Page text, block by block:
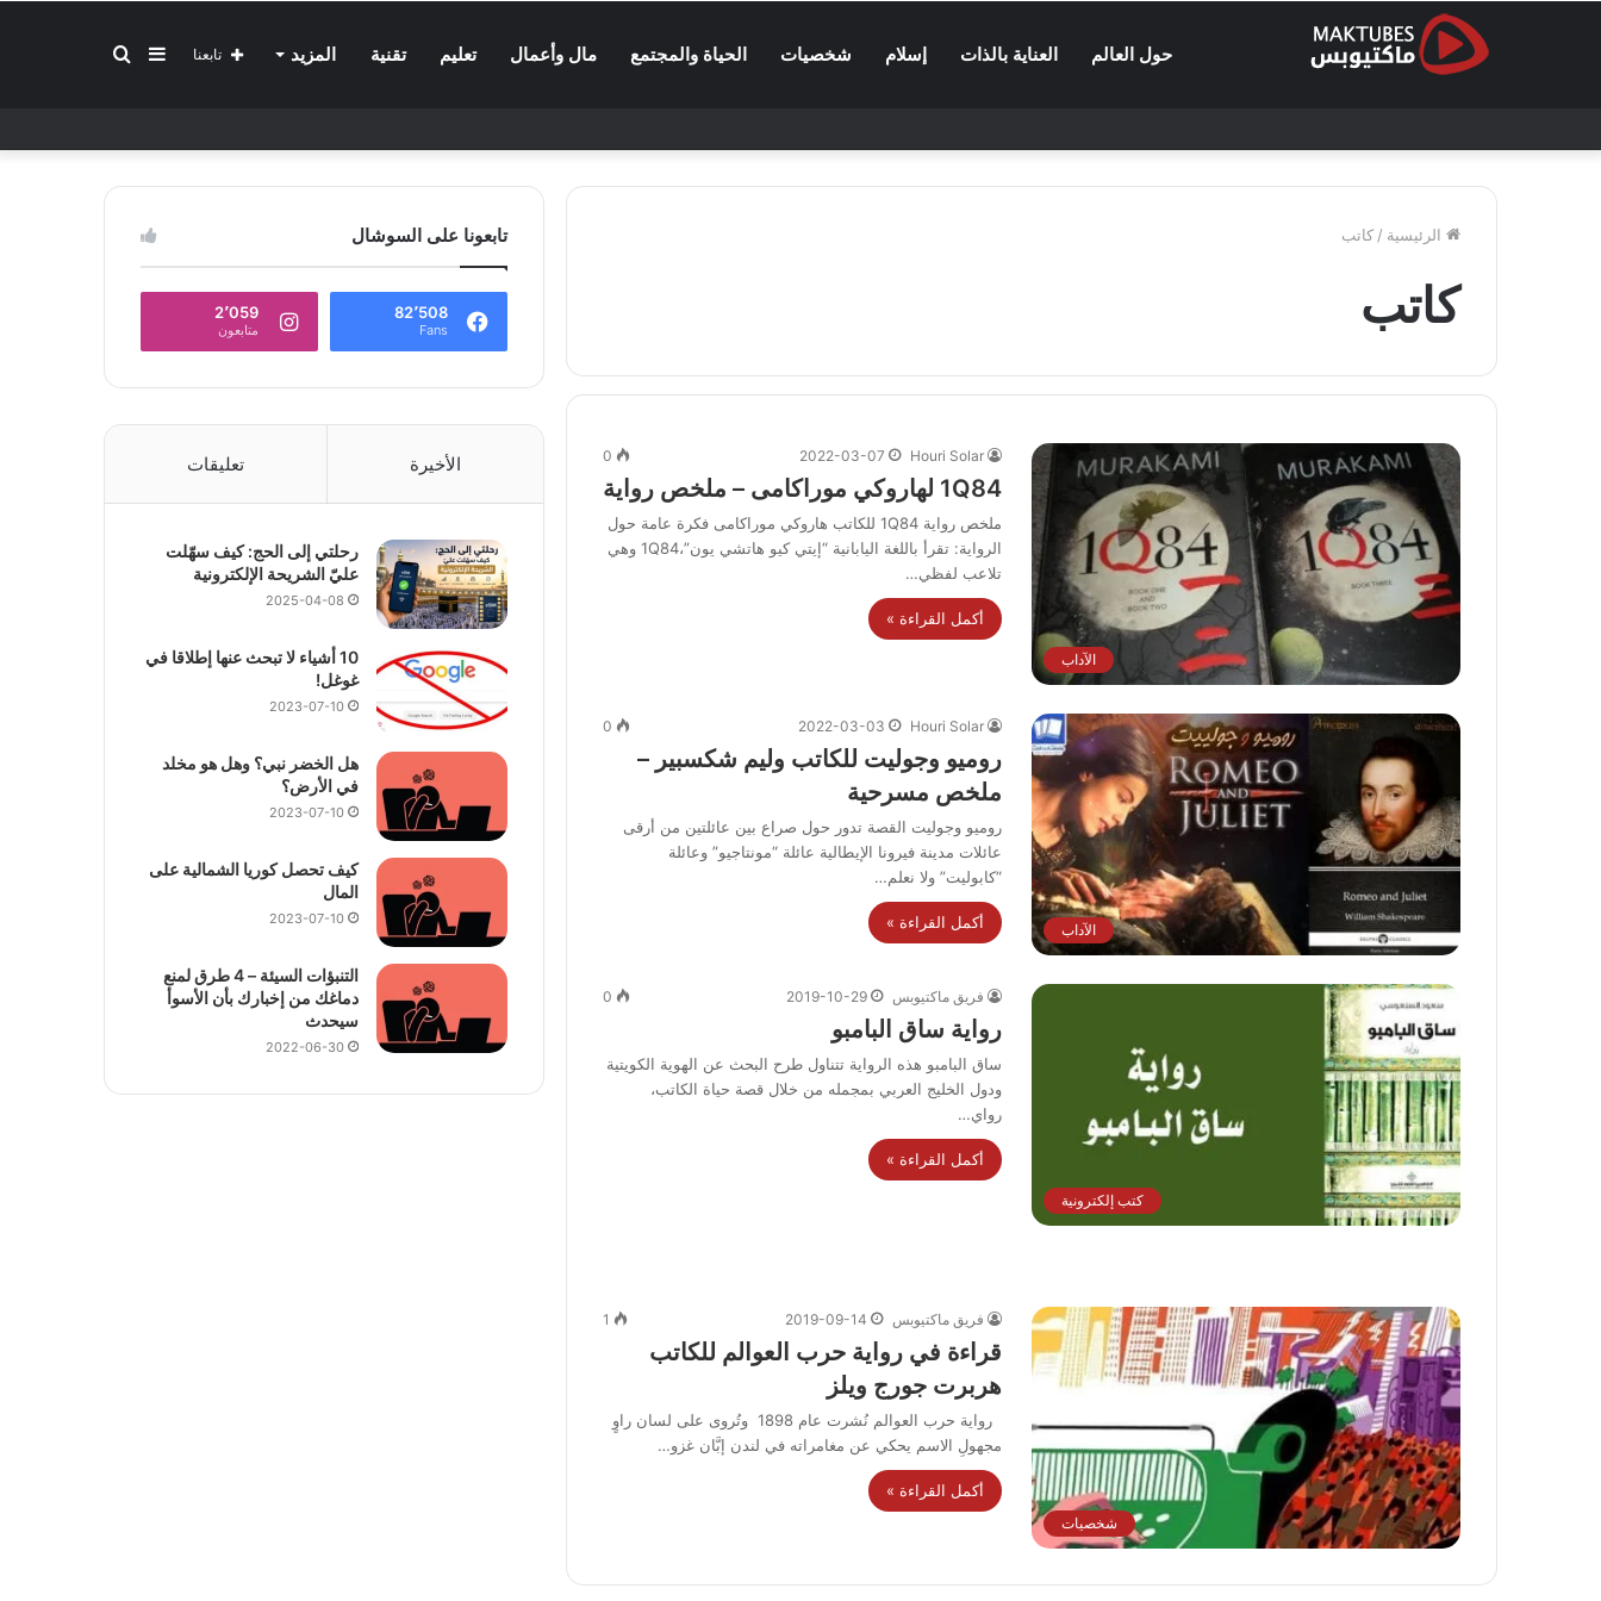
حول العالم العناية بالذات إسلام شخصيات الحياة والمجتمع مال وأعمال تعليم تقنية المزيد بحثإضافة
جانبي
تابعنا
الرئيسية / كاتب
كاتب
الآداب
Houri Solar
2022-03-07
0
1Q84 لهاروكي موراكامى – ملخص رواية
ملخص رواية 1Q84 للكاتب هاروكي موراكامى فكرة عامة حول
الرواية: تقرأ باللغة اليابانية “إيتي كيو هاتشي يون”،1Q84 وهي
تلاعب لفظي…
أكمل القراءة »
الآداب
Houri Solar
2022-03-03
0
روميو وجوليت للكاتب وليم شكسبير –
ملخص مسرحية
روميو وجوليت القصة تدور حول صراع بين عائلتين من أرقى
عائلات مدينة فيرونا الإيطالية عائلة “مونتاجيو” وعائلة
“كابوليت” ولا نعلم…
أكمل القراءة »
كتب إلكترونية
فريق ماكتيوبس 2019-10-29
0
رواية ساق البامبو
ساق البامبو هذه الرواية تتناول طرح البحث عن الهوية الكويتية
ودول الخليج العربي بمجمله من خلال قصة حياة الكاتب،
رواي…
أكمل القراءة »
شخصيات
فريق ماكتيوبس 2019-09-14
1
قراءة في رواية حرب العوالم للكاتب
هربرت جورج ويلز
رواية حرب العوالم نُشرت عام 1898 وتُروى على لسان راوٍ
مجهولِ الاسم يحكي عن مغامراته في لندن إبَّان غزو…
أكمل القراءة »
تابعونا على السوشال
82٬508
Fans
2٬059
متابعون
الأخيرة تعليقات
رحلتي إلى الحج: كيف سهّلت
عليّ الشريحة الإلكترونية
2025-04-08
10 أشياء لا تبحث عنها إطلاقا في
غوغل!
2023-07-10
هل الخضر نبي؟ وهل هو مخلد
في الأرض؟
2023-07-10
كيف تحصل كوريا الشمالية على
المال
2023-07-10
التنبؤات السيئة – 4 طرق لمنع
دماغك من إخبارك بأن الأسوأ
سيحدث
2022-06-30